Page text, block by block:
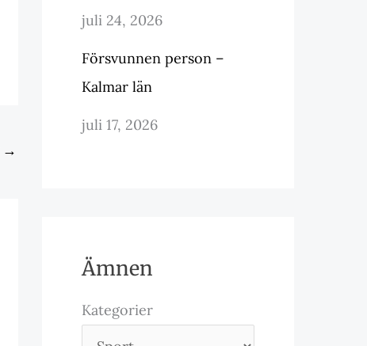
→
juli 24, 2026
Försvunnen person –
Kalmar län
juli 17, 2026
Ämnen
Kategorier